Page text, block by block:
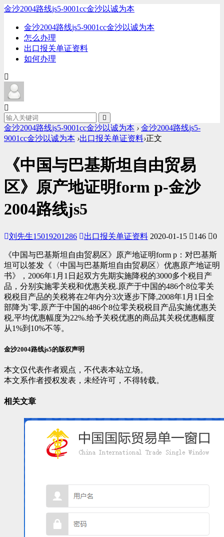
金沙2004路线js5-9001cc金沙以诚为本
金沙2004路线js5-9001cc金沙以诚为本
怎么办理
出口报关单证资料
如何办理
金沙2004路线js5-9001cc金沙以诚为本 › 金沙2004路线js5-
9001cc金沙以诚为本 ›出口报关单证资料›正文
《中国与巴基斯坦自由贸易
区》原产地证明form p-金沙
2004路线js5
刘先生15019201286 出口报关单证资料 2020-01-15 146 0
《中国与巴基斯坦自由贸易区》原产地证明form p：对巴基斯
坦可以签发《〈中国与巴基斯坦自由贸易区〉优惠原产地证明
书》，2006年1月1日起双方先期实施降税的3000多个税目产
品，分别实施零关税和优惠关税.原产于中国的486个8位零关
税税目产品的关税将在2年内分3次逐步下降,2008年1月1日全
部降为`零,原产于中国的486个8位零关税税目产品实施优惠关
税,平均优惠幅度为22%.给予关税优惠的商品其关税优惠幅度
从1%到10%不等。
金沙2004路线js5的版权声明
本文仅代表作者观点，不代表本站立场。
本文系作者授权发表，未经许可，不得转载。
相关文章